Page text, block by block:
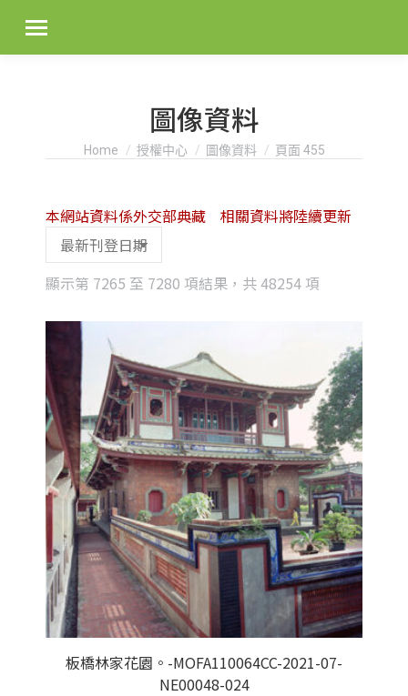
圖像資料
You are here:
Home 授權中心 圖像資料 頁面 455
顯示第 7265 至 7280 項結果，共 48254 項
本網站資料係外交部典藏 相關資料將陸續更新
板橋林家花園。-MOFA110064CC-2021-07-
NE00048-024